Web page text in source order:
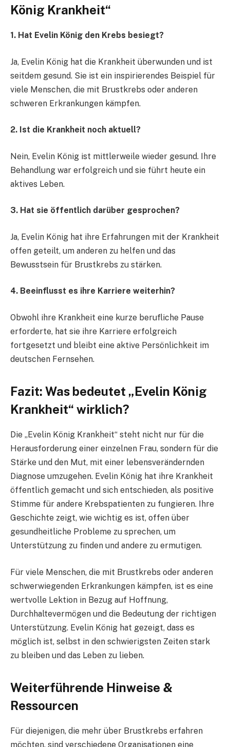
König Krankheit“
1. Hat Evelin König den Krebs besiegt?
Ja, Evelin König hat die Krankheit überwunden und ist
seitdem gesund. Sie ist ein inspirierendes Beispiel für
viele Menschen, die mit Brustkrebs oder anderen
schweren Erkrankungen kämpfen.
2. Ist die Krankheit noch aktuell?
Nein, Evelin König ist mittlerweile wieder gesund. Ihre
Behandlung war erfolgreich und sie führt heute ein
aktives Leben.
3. Hat sie öffentlich darüber gesprochen?
Ja, Evelin König hat ihre Erfahrungen mit der Krankheit
offen geteilt, um anderen zu helfen und das
Bewusstsein für Brustkrebs zu stärken.
4. Beeinflusst es ihre Karriere weiterhin?
Obwohl ihre Krankheit eine kurze berufliche Pause
erforderte, hat sie ihre Karriere erfolgreich
fortgesetzt und bleibt eine aktive Persönlichkeit im
deutschen Fernsehen.
Fazit: Was bedeutet „Evelin König
Krankheit“ wirklich?
Die „Evelin König Krankheit“ steht nicht nur für die
Herausforderung einer einzelnen Frau, sondern für die
Stärke und den Mut, mit einer lebensverändernden
Diagnose umzugehen. Evelin König hat ihre Krankheit
öffentlich gemacht und sich entschieden, als positive
Stimme für andere Krebspatienten zu fungieren. Ihre
Geschichte zeigt, wie wichtig es ist, offen über
gesundheitliche Probleme zu sprechen, um
Unterstützung zu finden und andere zu ermutigen.
Für viele Menschen, die mit Brustkrebs oder anderen
schwerwiegenden Erkrankungen kämpfen, ist es eine
wertvolle Lektion in Bezug auf Hoffnung,
Durchhaltevermögen und die Bedeutung der richtigen
Unterstützung. Evelin König hat gezeigt, dass es
möglich ist, selbst in den schwierigsten Zeiten stark
zu bleiben und das Leben zu lieben.
Weiterführende Hinweise &
Ressourcen
Für diejenigen, die mehr über Brustkrebs erfahren
möchten, sind verschiedene Organisationen eine